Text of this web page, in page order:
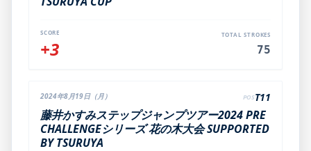
SCORE
+3
TOTAL STROKES
75
2024年8月19日（月） POST11
藤井かすみステップジャンプツアー2024 PRE
CHALLENGEシリーズ 花の木大会 SUPPORTED
BY TSURUYA